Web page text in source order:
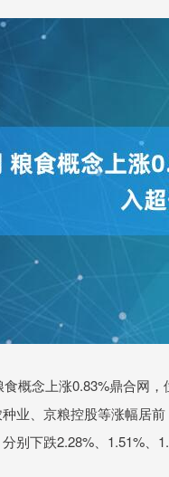
概念上涨0.83%鼎合网
业、京粮控股等涨幅居
别下跌2.28%、1.51%、
200.89